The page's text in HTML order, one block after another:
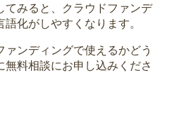
てみると、クラウドファンデ
化がしやすくなります。
ンディングで使えるかどう
料相談にお申し込みくださ